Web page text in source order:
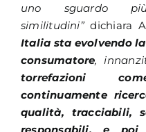
uno sguardo
similitudini”dichiara
Italia sta evolvendo
consumatore,
torrefazioni
continuamente
qualità, tracciabili,
responsabili, e